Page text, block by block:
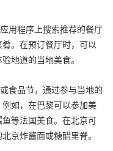
用程序上搜索推荐的餐厅
。在预订餐厅时，可以
地道的当地美食。
食品节，通过参与当地的
如，在巴黎可以参加美
等法国美食。在北京可
京炸酱面或糖醋里脊。